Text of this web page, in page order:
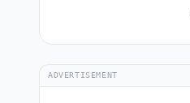
ADVERTISEMENT